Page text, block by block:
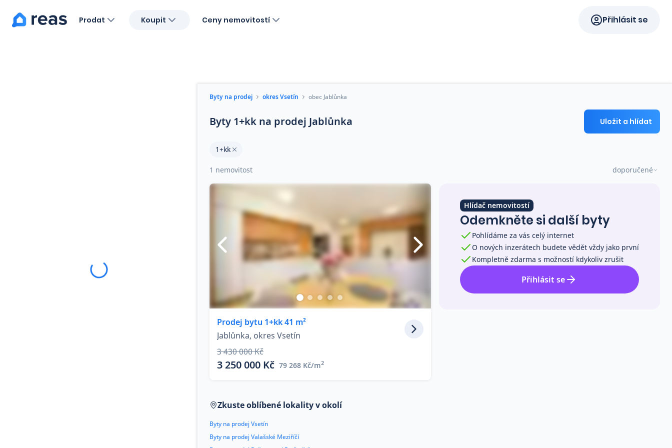
Prodat Koupit Ceny nemovitostí Přihlásit se
Byty na prodej okres Vsetín obec Jablůnka
Byty 1+kk na prodej Jablůnka Uložit a hlídat
1+kk
1 nemovitost doporučené
Prodej bytu 1+kk 41 m²
Jablůnka, okres Vsetín
3 430 000 Kč
3 250 000 Kč 79 268 Kč/m2
Hlídač nemovitostí
Odemkněte si další byty
Pohlídáme za vás celý internet
O nových inzerátech budete vědět vždy jako první
Kompletně zdarma s možností kdykoliv zrušit
Přihlásit se
Zkuste oblíbené lokality v okolí
Byty na prodej Vsetín
Byty na prodej Valašské Meziříčí